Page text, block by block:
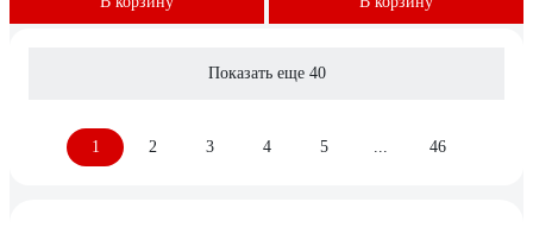
Показать еще 40
1 2 3 4 5 46